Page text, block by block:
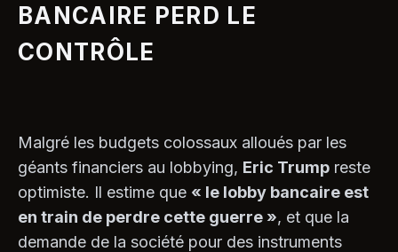
BANCAIRE PERD LE
CONTRÔLE
Malgré les budgets colossaux alloués par les
géants financiers au lobbying, Eric Trump reste
optimiste. Il estime que « le lobby bancaire est
en train de perdre cette guerre », et que la
demande de la société pour des instruments